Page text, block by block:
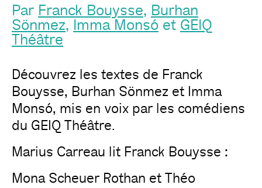
Par Franck Bouysse, Burhan
Sönmez, Imma Monsó et GEIQ
Théâtre
Découvrez les textes de Franck
Bouysse, Burhan Sönmez et Imma
Monsó, mis en voix par les comédiens
du GEIQ Théâtre.
Marius Carreau lit Franck Bouysse :
Mona Scheuer Rothan et Théo